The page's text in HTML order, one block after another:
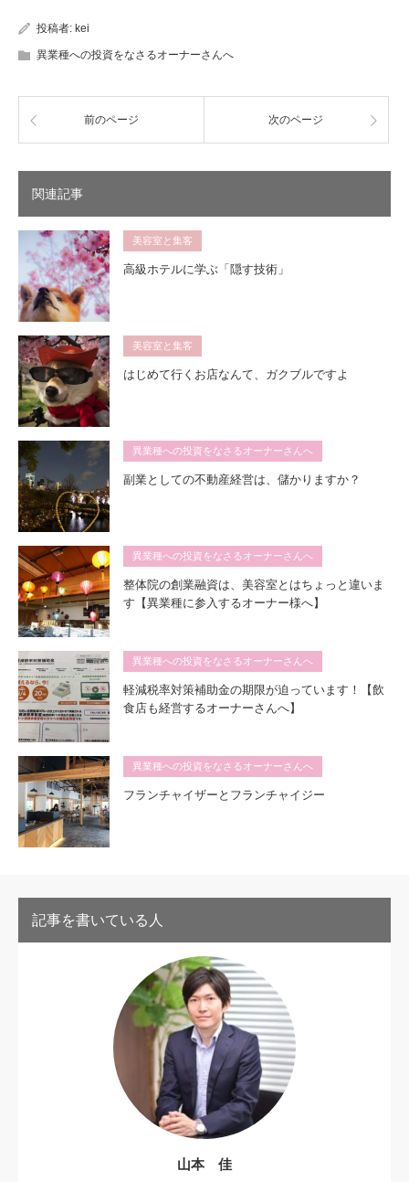
投稿者: kei
異業種への投資をなさるオーナーさんへ
前のページ 次のページ
関連記事
美容室と集客
高級ホテルに学ぶ「隠す技術」
美容室と集客
はじめて行くお店なんて、ガクブルですよ
異業種への投資をなさるオーナーさんへ
副業としての不動産経営は、儲かりますか？
異業種への投資をなさるオーナーさんへ
整体院の創業融資は、美容室とはちょっと違いま
す【異業種に参入するオーナー様へ】
異業種への投資をなさるオーナーさんへ
軽減税率対策補助金の期限が迫っています！【飲
食店も経営するオーナーさんへ】
異業種への投資をなさるオーナーさんへ
フランチャイザーとフランチャイジー
記事を書いている人
山本 佳